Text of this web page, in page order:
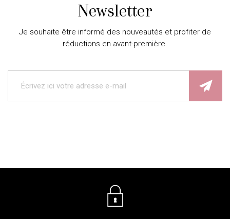
Newsletter
Je souhaite être informé des nouveautés et profiter de
réductions en avant-première.